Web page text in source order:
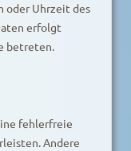
oder Uhrzeit des
erfolgt
betreten.
fehlerfreie
Andere